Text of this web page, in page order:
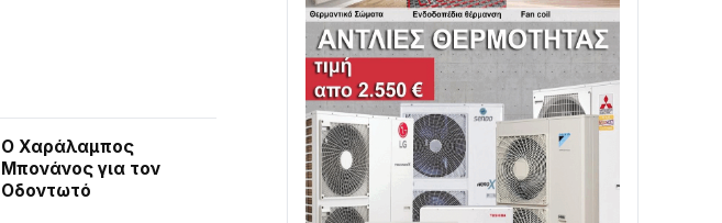
Ο Χαράλαμπος
Μπονάνος για τον
Οδοντωτό